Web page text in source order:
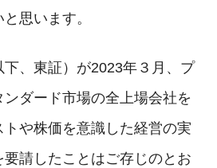
思います。
、東証）が2023年３月、プ
ダード市場の全上場会社を
や株価を意識した経営の実
請したことはご存じのとお